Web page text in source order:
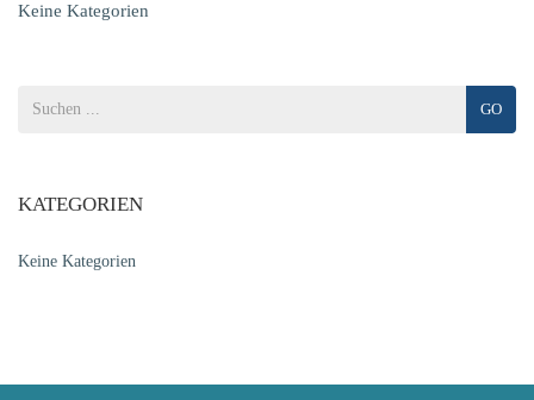
Keine Kategorien
GO
KATEGORIEN
Keine Kategorien